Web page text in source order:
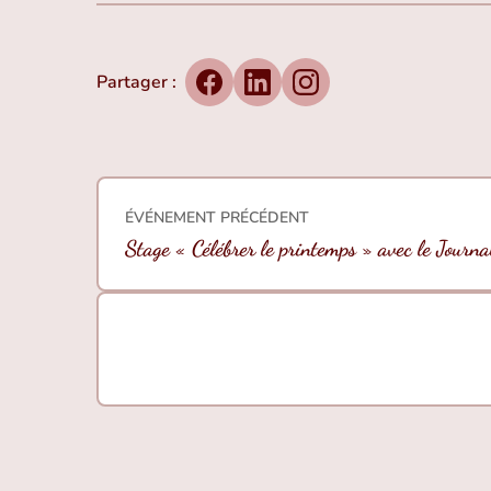
Partager :
FacebookLinkedInInstagram
ÉVÉNEMENT PRÉCÉDENT
Stage « Célébrer le printemps » avec le